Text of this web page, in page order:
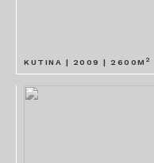
KUTINA | 2009 | 2600M 2